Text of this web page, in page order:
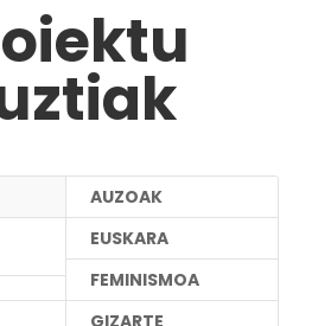
AUZOAK
EUSKARA
FEMINISMOA